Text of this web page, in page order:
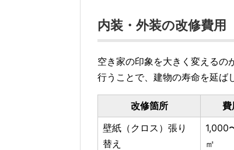
内装・外装の改修費用
空き家の印象を大きく変えるの
行うことで、建物の寿命を延ば
改修箇所 費
壁紙（クロス）張り
替え
1,000
㎡